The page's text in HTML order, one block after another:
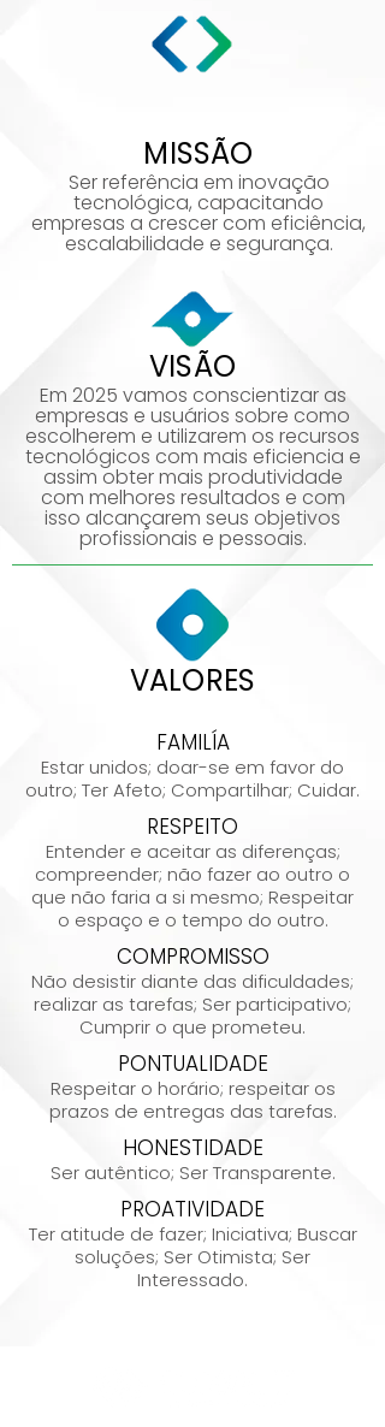
MISSÃO
Ser referência em inovação
tecnológica, capacitando
empresas a crescer com eficiência,
escalabilidade e segurança.
VISÃO
Em 2025 vamos conscientizar as
empresas e usuários sobre como
escolherem e utilizarem os recursos
tecnológicos com mais eficiencia e
assim obter mais produtividade
com melhores resultados e com
isso alcançarem seus objetivos
profissionais e pessoais.
VALORES
FAMILÍA
Estar unidos; doar-se em favor do
outro; Ter Afeto; Compartilhar; Cuidar.
RESPEITO
Entender e aceitar as diferenças;
compreender; não fazer ao outro o
que não faria a si mesmo; Respeitar
o espaço e o tempo do outro.
COMPROMISSO
Não desistir diante das dificuldades;
realizar as tarefas; Ser participativo;
Cumprir o que prometeu.
PONTUALIDADE
Respeitar o horário; respeitar os
prazos de entregas das tarefas.
HONESTIDADE
Ser autêntico; Ser Transparente.
PROATIVIDADE
Ter atitude de fazer; Iniciativa; Buscar
soluções; Ser Otimista; Ser
Interessado.